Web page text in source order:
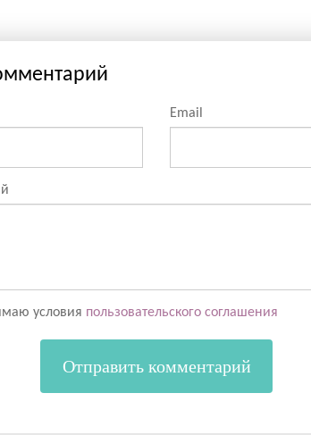
Email
условия пользовательского соглашения